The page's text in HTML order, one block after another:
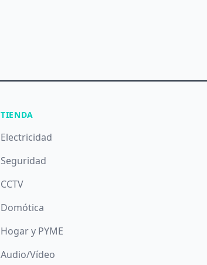
TIENDA
Electricidad
Seguridad
CCTV
Domótica
Hogar y PYME
Audio/Vídeo